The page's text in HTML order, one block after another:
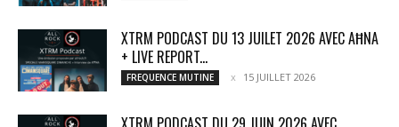
XTRM PODCAST DU 13 JUILET 2026 AVEC AĦNA
+ LIVE REPORT...
FREQUENCE MUTINE 15 JUILLET 2026